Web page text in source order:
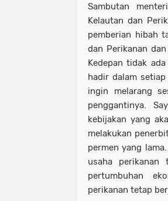
Sambutan
Kelautan dan
pemberian hibah
dan Perikanan
Kedepan tidak
hadir dalam
ingin melarang
penggantinya.
kebijakan yang
melakukan
permen yang
usaha perikanan
pertumbuhan
perikanan tetap